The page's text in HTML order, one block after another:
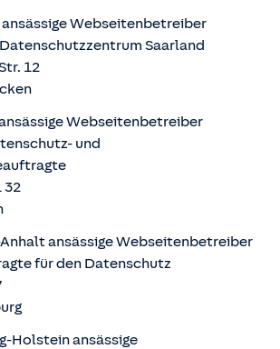
Webseitenbetreiber
Saarland
12
Webseitenbetreiber
und
32
ansässige Webseitenbetreiber
für den Datenschutz
Holstein ansässige